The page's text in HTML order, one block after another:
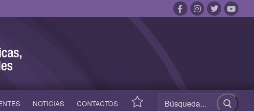
NOTICIAS CONTACTOS ACCESOS